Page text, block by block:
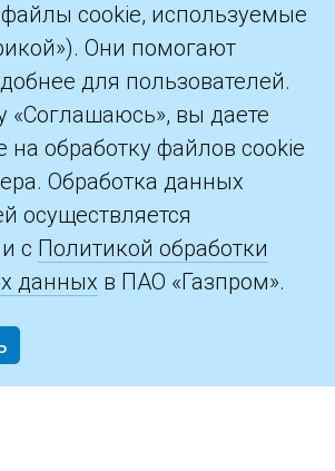
cookie, используемые
Они помогают
для пользователей.
«Соглашаюсь», вы даете
на обработку файлов cookie
Обработка данных
осуществляется
с Политикой обработки
данных в ПАО «Газпром».